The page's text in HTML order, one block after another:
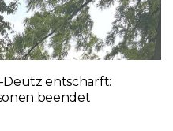
entschärft:
beendet